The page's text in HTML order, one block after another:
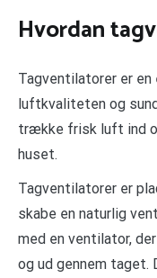
Hvordan
Tagventilatorer er
luftkvaliteten og
trække frisk luft ind
huset.
Tagventilatorer er
skabe en naturlig
med en ventilator,
og ud gennem taget.